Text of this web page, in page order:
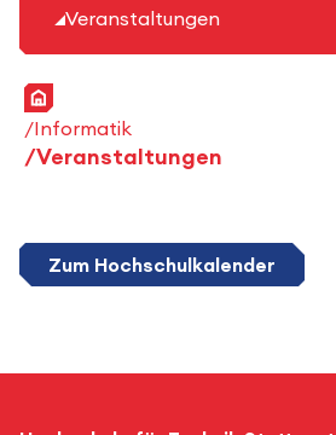
Veranstaltungen
Startseite
Informatik
Veranstaltungen
Zum Hochschulkalender